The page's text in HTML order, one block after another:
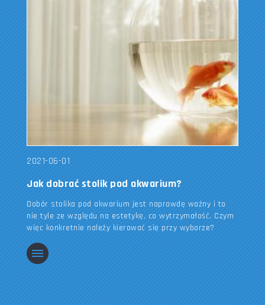
2021-06-01
Jak dobrać stolik pod akwarium?
Dobór stolika pod akwarium jest naprawdę ważny i to
nie tyle ze względu na estetykę, co wytrzymałość. Czym
więc konkretnie należy kierować się przy wyborze?